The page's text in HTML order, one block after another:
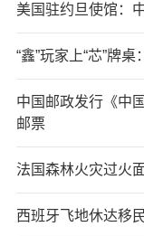
美国驻约旦使馆：
“鑫”玩家上“芯”牌
中国邮政发行《中
邮票
法国森林火灾过火
西班牙飞地休达移